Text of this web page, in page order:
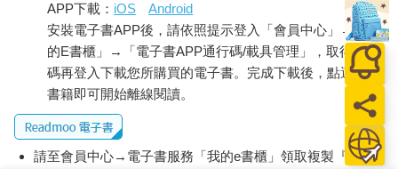
APP下載： iOS
Android
安裝電子書APP後，請依照提示登入「會員中心」→「我
的E書櫃」→「電子書APP通行碼/載具管理」，取得通行
碼再登入下載您所購買的電子書。完成下載後，點選任一
書籍即可開始離線閱讀。
請至會員中心→電子書服務「我的e書櫃」領取複製『兌換